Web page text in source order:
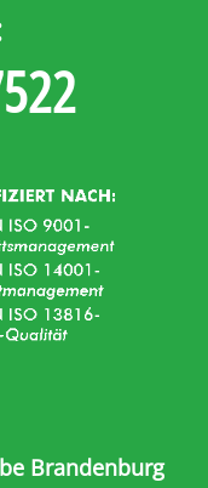
Brandenburg